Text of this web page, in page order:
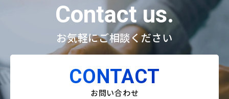
Contact us.
お気軽にご相談ください
CONTACT
お問い合わせ